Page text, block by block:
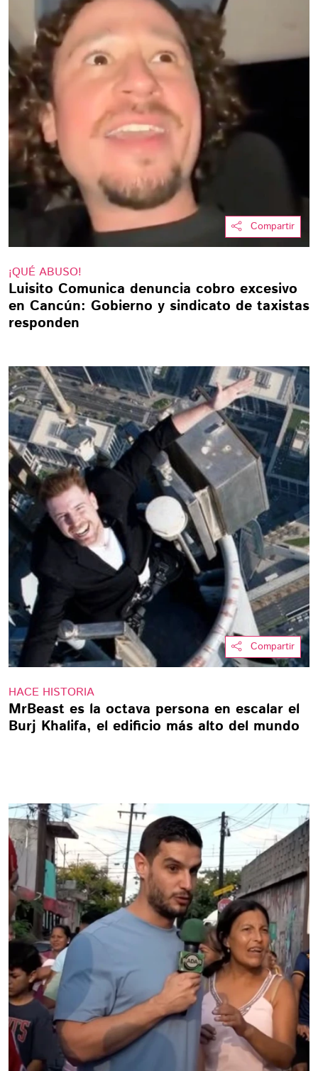
Compartir
¡QUÉ ABUSO!
Luisito Comunica denuncia cobro excesivo
en Cancún: Gobierno y sindicato de taxistas
responden
Compartir
HACE HISTORIA
MrBeast es la octava persona en escalar el
Burj Khalifa, el edificio más alto del mundo